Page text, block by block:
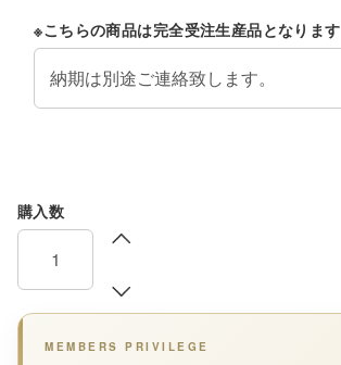
※こちらの商品は完全受注生産品となります
購入数
MEMBERS PRIVILEGE